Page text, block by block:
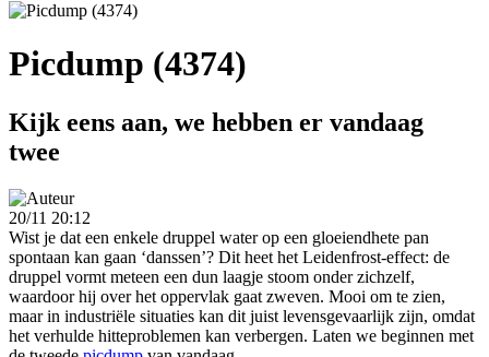
Picdump (4374)
Kijk eens aan, we hebben er vandaag
twee
20/11 20:12
Wist je dat een enkele druppel water op een gloeiendhete pan
spontaan kan gaan ‘danssen’? Dit heet het Leidenfrost-effect: de
druppel vormt meteen een dun laagje stoom onder zichzelf,
waardoor hij over het oppervlak gaat zweven. Mooi om te zien,
maar in industriële situaties kan dit juist levensgevaarlijk zijn, omdat
het verhulde hitteproblemen kan verbergen. Laten we beginnen met